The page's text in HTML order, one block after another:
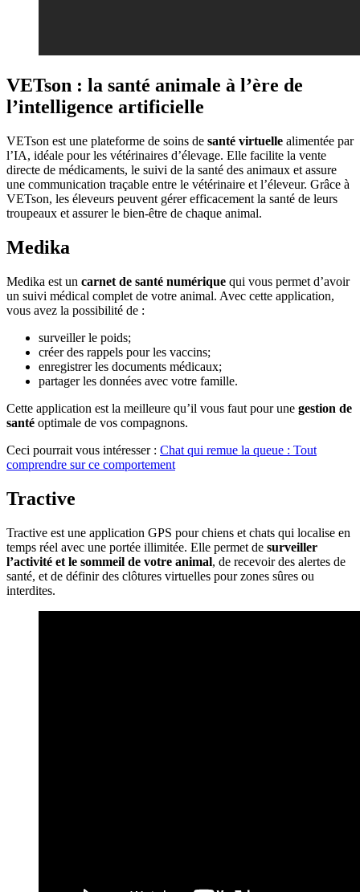
VETson : la santé animale à l’ère de
l’intelligence artificielle
VETson est une plateforme de soins de santé virtuelle alimentée par
l’IA, idéale pour les vétérinaires d’élevage. Elle facilite la vente
directe de médicaments, le suivi de la santé des animaux et assure
une communication traçable entre le vétérinaire et l’éleveur. Grâce à
VETson, les éleveurs peuvent gérer efficacement la santé de leurs
troupeaux et assurer le bien-être de chaque animal.
Medika
Medika est un carnet de santé numérique qui vous permet d’avoir
un suivi médical complet de votre animal. Avec cette application,
vous avez la possibilité de :
surveiller le poids;
créer des rappels pour les vaccins;
enregistrer les documents médicaux;
partager les données avec votre famille.
Cette application est la meilleure qu’il vous faut pour une gestion de
santé optimale de vos compagnons.
Ceci pourrait vous intéresser : Chat qui remue la queue : Tout
comprendre sur ce comportement
Tractive
Tractive est une application GPS pour chiens et chats qui localise en
temps réel avec une portée illimitée. Elle permet de surveiller
l’activité et le sommeil de votre animal, de recevoir des alertes de
santé, et de définir des clôtures virtuelles pour zones sûres ou
interdites.